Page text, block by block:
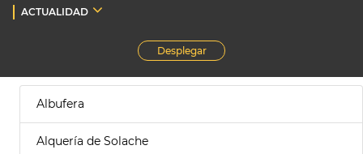
ACTUALIDAD
Desplegar
Albufera
Alquería de Solache